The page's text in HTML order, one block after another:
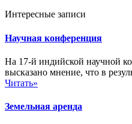
Интересные записи
Научная конференция
На 17-й индийской научной
высказано мнение, что в
Читать»
Земельная аренда